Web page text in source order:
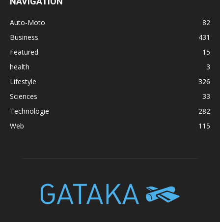
Auto-Moto
82
Business
431
Featured
15
health
3
Lifestyle
326
Sciences
33
Technologie
282
Web
115